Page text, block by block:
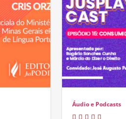
Áudio e Podcasts